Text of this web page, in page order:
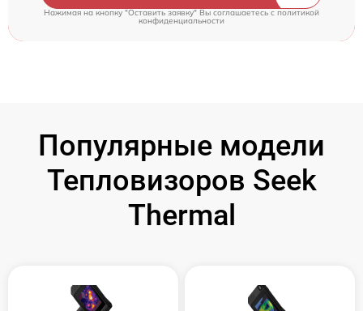
Нажимая на кнопку "Оставить заявку" Вы соглашаетесь cполитикой
конфиденциальности
Популярные модели
Тепловизоров Seek
Thermal